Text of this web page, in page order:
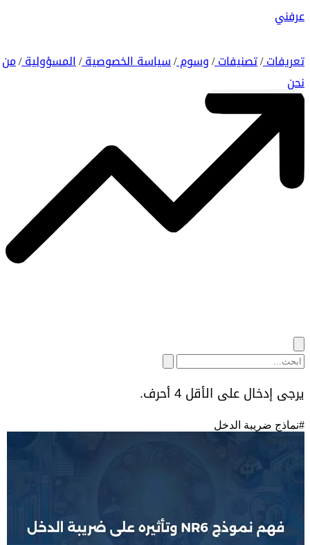
عرفني
تعريفات/ تصنيفات/ وسوم/ سياسة الخصوصية/ المسؤولية/ من
نحن
يرجى إدخال على الأقل 4 أحرف.
#نماذج ضريبة الدخل